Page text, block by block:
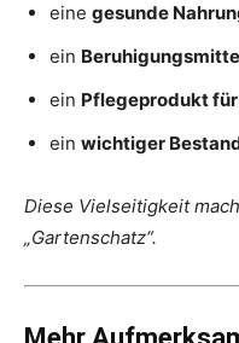
eine gesunde
ein
ein Pflegeprodukt
ein wichtiger
Diese Vielseitigkeit
„Gartenschatz“.